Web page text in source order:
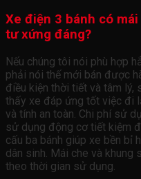
Xe điện 3 bánh có
tư xứng đáng?
Nếu chúng tôi nói phù hợp
phải nói thế mới bán được
điều kiện thời tiết và tâm lý,
thấy xe đáp ứng tốt việc đi
và tính an toàn. Chi phí sử
sử dụng động cơ tiết kiệm
cấu ba bánh giúp xe bền bỉ
dân sinh. Mái che và
theo thời gian sử dụng.